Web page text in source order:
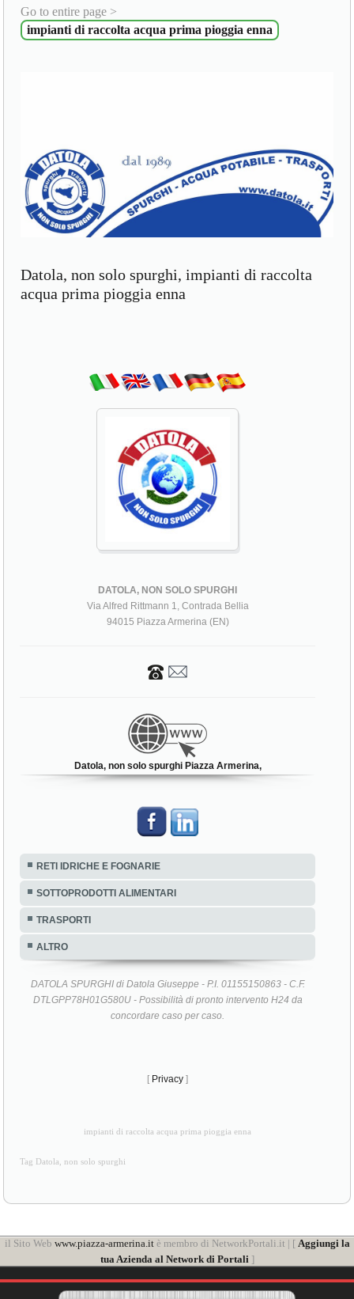
Go to entire page >
impianti di raccolta acqua prima pioggia enna
Datola, non solo spurghi, impianti di raccolta
acqua prima pioggia enna
DATOLA, NON SOLO SPURGHI
Via Alfred Rittmann 1, Contrada Bellia
94015 Piazza Armerina (EN)
Datola, non solo spurghi Piazza Armerina,
RETI IDRICHE E FOGNARIE
SOTTOPRODOTTI ALIMENTARI
TRASPORTI
ALTRO
DATOLA SPURGHI di Datola Giuseppe - P.I. 01155150863 - C.F.
DTLGPP78H01G580U - Possibilità di pronto intervento H24 da
concordare caso per caso.
[ Privacy ]
impianti di raccolta acqua prima pioggia enna
Tag Datola, non solo spurghi
il Sito Web www.piazza-armerina.itè membro di NetworkPortali.it | [ Aggiungi la
tua Azienda al Network di Portali ]